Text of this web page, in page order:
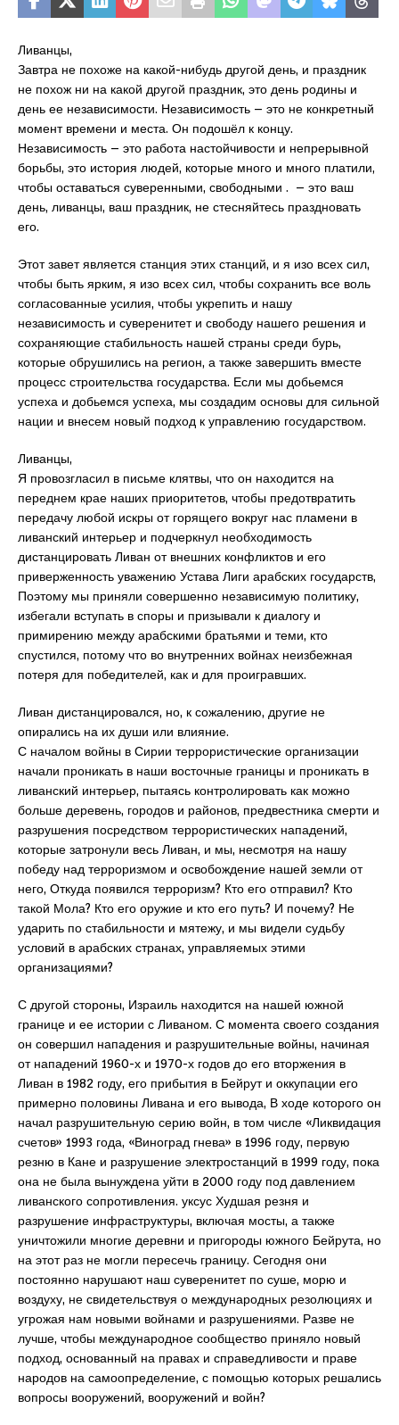
Ливанцы,
Завтра не похоже на какой-нибудь другой день, и праздник
не похож ни на какой другой праздник, это день родины и
день ее независимости. Независимость – это не конкретный
момент времени и места. Он подошёл к концу.
Независимость – это работа настойчивости и непрерывной
борьбы, это история людей, которые много и много платили,
чтобы оставаться суверенными, свободными . – это ваш
день, ливанцы, ваш праздник, не стесняйтесь праздновать
его.
Этот завет является станция этих станций, и я изо всех сил,
чтобы быть ярким, я изо всех сил, чтобы сохранить все воль
согласованные усилия, чтобы укрепить и нашу
независимость и суверенитет и свободу нашего решения и
сохраняющие стабильность нашей страны среди бурь,
которые обрушились на регион, а также завершить вместе
процесс строительства государства. Если мы добьемся
успеха и добьемся успеха, мы создадим основы для сильной
нации и внесем новый подход к управлению государством.
Ливанцы,
Я провозгласил в письме клятвы, что он находится на
переднем крае наших приоритетов, чтобы предотвратить
передачу любой искры от горящего вокруг нас пламени в
ливанский интерьер и подчеркнул необходимость
дистанцировать Ливан от внешних конфликтов и его
приверженность уважению Устава Лиги арабских государств,
Поэтому мы приняли совершенно независимую политику,
избегали вступать в споры и призывали к диалогу и
примирению между арабскими братьями и теми, кто
спустился, потому что во внутренних войнах неизбежная
потеря для победителей, как и для проигравших.
Ливан дистанцировался, но, к сожалению, другие не
опирались на их души или влияние.
С началом войны в Сирии террористические организации
начали проникать в наши восточные границы и проникать в
ливанский интерьер, пытаясь контролировать как можно
больше деревень, городов и районов, предвестника смерти и
разрушения посредством террористических нападений,
которые затронули весь Ливан, и мы, несмотря на нашу
победу над терроризмом и освобождение нашей земли от
него, Откуда появился терроризм? Кто его отправил? Кто
такой Мола? Кто его оружие и кто его путь? И почему? Не
ударить по стабильности и мятежу, и мы видели судьбу
условий в арабских странах, управляемых этими
организациями?
С другой стороны, Израиль находится на нашей южной
границе и ее истории с Ливаном. С момента своего создания
он совершил нападения и разрушительные войны, начиная
от нападений 1960-х и 1970-х годов до его вторжения в
Ливан в 1982 году, его прибытия в Бейрут и оккупации его
примерно половины Ливана и его вывода, В ходе которого он
начал разрушительную серию войн, в том числе «Ликвидация
счетов» 1993 года, «Виноград гнева» в 1996 году, первую
резню в Кане и разрушение электростанций в 1999 году, пока
она не была вынуждена уйти в 2000 году под давлением
ливанского сопротивления. уксус Худшая резня и
разрушение инфраструктуры, включая мосты, а также
уничтожили многие деревни и пригороды южного Бейрута, но
на этот раз не могли пересечь границу. Сегодня они
постоянно нарушают наш суверенитет по суше, морю и
воздуху, не свидетельствуя о международных резолюциях и
угрожая нам новыми войнами и разрушениями. Разве не
лучше, чтобы международное сообщество приняло новый
подход, основанный на правах и справедливости и праве
народов на самоопределение, с помощью которых решались
вопросы вооружений, вооружений и войн?